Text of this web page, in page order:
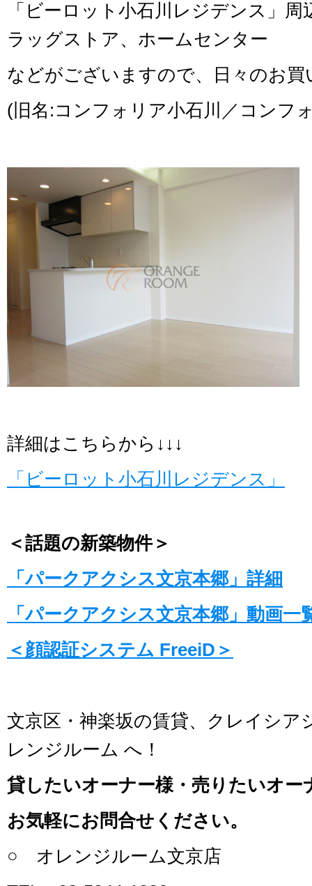
「ビーロット小石川レジデンス」
ラッグストア、ホームセンター
などがございますので、日々のお買
(旧名:コンフォリア小石川／コンフ
詳細はこちらから↓↓↓
「ビーロット小石川レジデンス」
＜話題の新築物件＞
「パークアクシス文京本郷」詳細
「パークアクシス文京本郷」動画一
＜顔認証システム FreeiD＞
文京区・神楽坂の賃貸、クレイシア
レンジルーム へ！
貸したいオーナー様・売りたいオー
お気軽にお問合せください。
○ オレンジルーム文京店